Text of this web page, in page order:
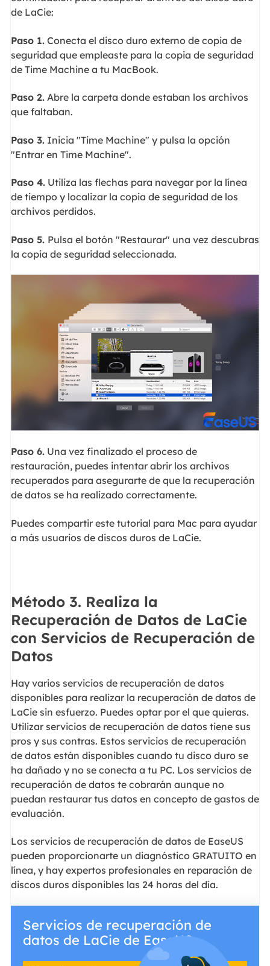
de LaCie:
Paso 1.Conecta el disco duro externo de copia de
seguridad que empleaste para la copia de seguridad
de Time Machine a tu MacBook.
Paso 2.Abre la carpeta donde estaban los archivos
que faltaban.
Paso 3.Inicia "Time Machine" y pulsa la opción
"Entrar en Time Machine".
Paso 4.Utiliza las flechas para navegar por la línea
de tiempo y localizar la copia de seguridad de los
archivos perdidos.
Paso 5. Pulsa el botón "Restaurar" una vez descubras
la copia de seguridad seleccionada.
Paso 6.Una vez finalizado el proceso de
restauración, puedes intentar abrir los archivos
recuperados para asegurarte de que la recuperación
de datos se ha realizado correctamente.
Puedes compartir este tutorial para Mac para ayudar
a más usuarios de discos duros de LaCie.
Método 3. Realiza la
Recuperación de Datos de LaCie
con Servicios de Recuperación de
Datos
Hay varios servicios de recuperación de datos
disponibles para realizar la recuperación de datos de
LaCie sin esfuerzo. Puedes optar por el que quieras.
Utilizar servicios de recuperación de datos tiene sus
pros y sus contras. Estos servicios de recuperación
de datos están disponibles cuando tu disco duro se
ha dañado y no se conecta a tu PC. Los servicios de
recuperación de datos te cobrarán aunque no
puedan restaurar tus datos en concepto de gastos de
evaluación.
Los servicios de recuperación de datos de EaseUS
pueden proporcionarte un diagnóstico GRATUITO en
línea, y hay expertos profesionales en reparación de
discos duros disponibles las 24 horas del día.
Servicios de recuperación de
datos de LaCie de EaseUS